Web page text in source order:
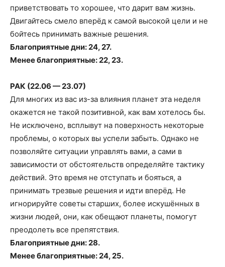
приветствовать то хорошее, что дарит вам жизнь.
Двигайтесь смело вперёд к самой высокой цели и не
бойтесь принимать важные решения.
Благоприятные дни: 24, 27.
Менее благоприятные: 22, 23.
РАК (22.06 — 23.07)
Для многих из вас из-за влияния планет эта неделя
окажется не такой позитивной, как вам хотелось бы.
Не исключено, всплывут на поверхность некоторые
проблемы, о которых вы успели забыть. Однако не
позволяйте ситуации управлять вами, а сами в
зависимости от обстоятельств определяйте тактику
действий. Это время не отступать и бояться, а
принимать трезвые решения и идти вперёд. Не
игнорируйте советы старших, более искушённых в
жизни людей, они, как обещают планеты, помогут
преодолеть все препятствия.
Благоприятные дни: 28.
Менее благоприятные: 24, 25.